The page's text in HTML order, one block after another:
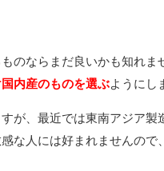
のならまだ良いかも知れ
内産のものを選ぶようにし
が、最近では東南アジア製
な人には好まれませんの